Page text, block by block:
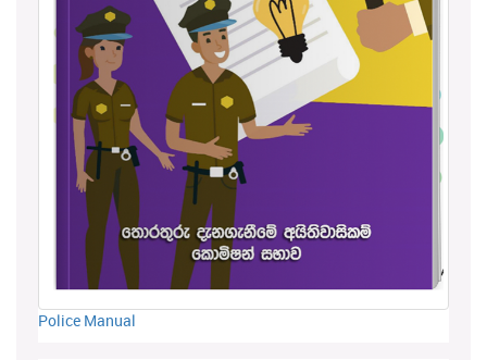
Police Manual